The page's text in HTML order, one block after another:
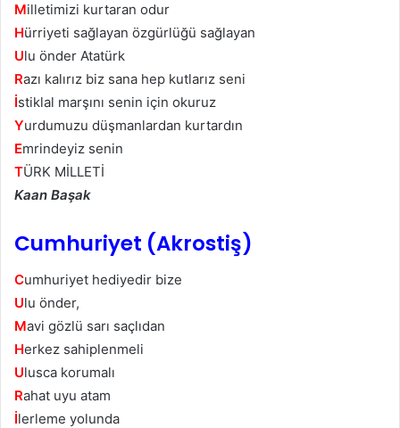
Milletimizi kurtaran odur
Hürriyeti sağlayan özgürlüğü sağlayan
Ulu önder Atatürk
Razı kalırız biz sana hep kutlarız seni
İstiklal marşını senin için okuruz
Yurdumuzu düşmanlardan kurtardın
Emrindeyiz senin
TÜRK MİLLETİ
Kaan Başak
Cumhuriyet (Akrostiş)
Cumhuriyet hediyedir bize
Ulu önder,
Mavi gözlü sarı saçlıdan
Herkez sahiplenmeli
Ulusca korumalı
Rahat uyu atam
İlerleme yolunda